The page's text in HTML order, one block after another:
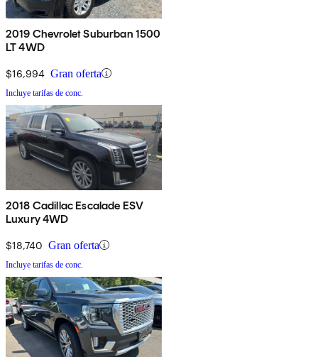
2019 Chevrolet Suburban 1500
LT 4WD
$16,994 Gran oferta
Incluye tarifas de conc.
2018 Cadillac Escalade ESV
Luxury 4WD
$18,740 Gran oferta
Incluye tarifas de conc.